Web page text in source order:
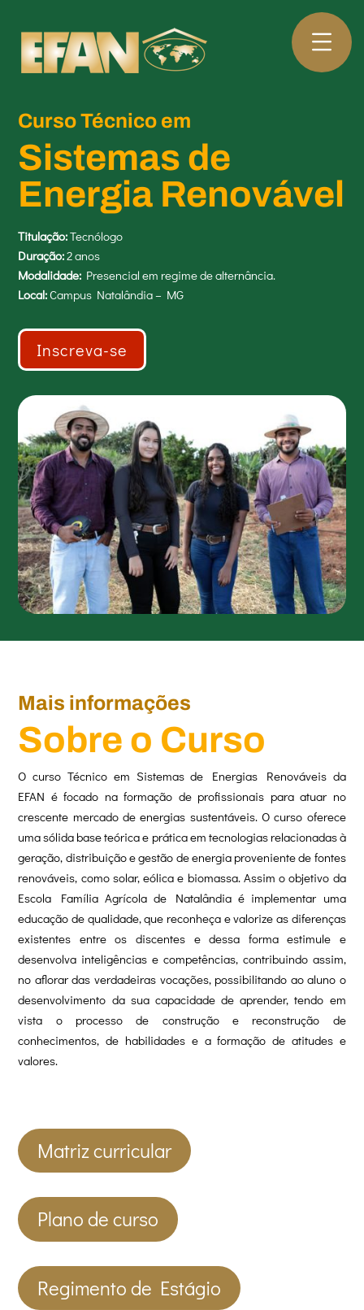
Curso Técnico em
Sistemas de
Energia Renovável
Titulação:Tecnólogo
Duração:2 anos
Modalidade: Presencial em regime de alternância.
Local:Campus Natalândia – MG
Inscreva-se
Mais informações
Sobre o Curso
O curso Técnico em Sistemas de Energias Renováveis da
EFAN é focado na formação de profissionais para atuar no
crescente mercado de energias sustentáveis. O curso oferece
uma sólida base teórica e prática em tecnologias relacionadas à
geração, distribuição e gestão de energia proveniente de fontes
renováveis, como solar, eólica e biomassa. Assim o objetivo da
Escola Família Agrícola de Natalândia é implementar uma
educação de qualidade, que reconheça e valorize as diferenças
existentes entre os discentes e dessa forma estimule e
desenvolva inteligências e competências, contribuindo assim,
no aflorar das verdadeiras vocações, possibilitando ao aluno o
desenvolvimento da sua capacidade de aprender, tendo em
vista o processo de construção e reconstrução de
conhecimentos, de habilidades e a formação de atitudes e
valores.
Matriz curricular
Plano de curso
Regimento de Estágio